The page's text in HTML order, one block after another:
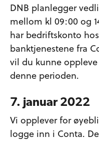
DNB planlegger
mellom kl 09:00 og
har bedriftskonto
banktjenestene fra
vil du kunne
denne perioden.
7. januar 2022
Vi opplever for
logge inn i Conta.